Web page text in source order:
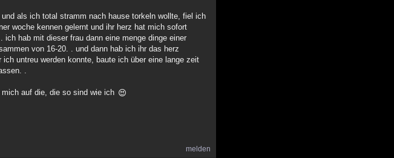
als ich total stramm nach hause torkeln wollte, fiel ich
woche kennen gelernt und ihr herz hat mich sofort
hab mit dieser frau dann eine menge dinge einer
von 16-20. . und dann hab ich ihr das herz
untreu werden konnte, baute ich über eine lange zeit
.
auf die, die so sind wie ich
melden